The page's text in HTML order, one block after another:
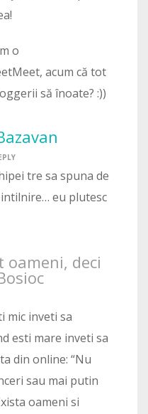
o
acum că tot
să înoate? :))
tre sa spuna de
eu plutesc
oameni, deci
mic inveti sa
esti mare inveti sa
din online: “Nu
sau mai putin
oameni si